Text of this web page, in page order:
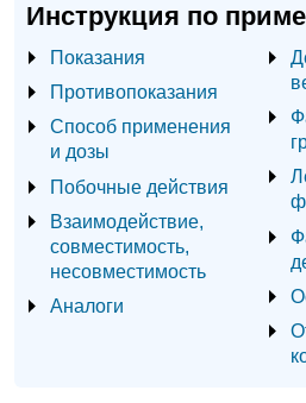
Инструкция по
Показания
Противопоказания
Способ применения
и дозы
Побочные действия
Взаимодействие,
совместимость,
несовместимость
Аналоги